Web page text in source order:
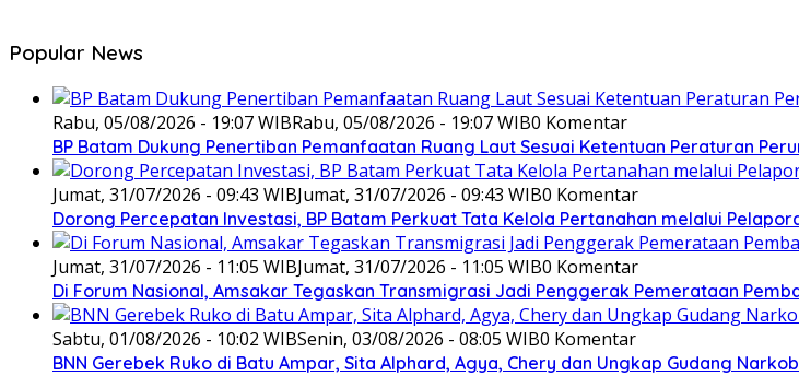
Popular News
Rabu, 05/08/2026 - 19:07 WIBRabu, 05/08/2026 - 19:07 WIB0 Komentar
BP Batam Dukung Penertiban Pemanfaatan Ruang Laut Sesuai Ketentuan Peraturan
Jumat, 31/07/2026 - 09:43 WIBJumat, 31/07/2026 - 09:43 WIB0 Komentar
Dorong Percepatan Investasi, BP Batam Perkuat Tata Kelola Pertanahan melalui
Jumat, 31/07/2026 - 11:05 WIBJumat, 31/07/2026 - 11:05 WIB0 Komentar
Di Forum Nasional, Amsakar Tegaskan Transmigrasi Jadi Penggerak Pemerataan
Sabtu, 01/08/2026 - 10:02 WIBSenin, 03/08/2026 - 08:05 WIB0 Komentar
BNN Gerebek Ruko di Batu Ampar, Sita Alphard, Agya, Chery dan Ungkap Gudang